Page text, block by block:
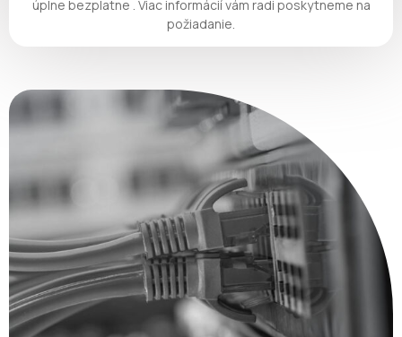
úplne bezplatne . Viac informácií vám radi poskytneme na
požiadanie.